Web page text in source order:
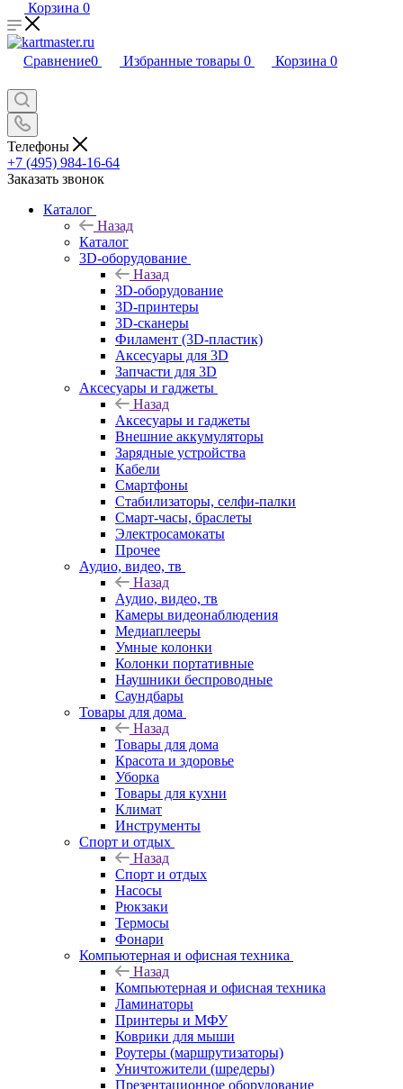
Корзина 0
Сравнение0 Избранные товары 0 Корзина 0
Телефоны
+7 (495) 984-16-64
Заказать звонок
Каталог
Назад
Каталог
3D-оборудование
Назад
3D-оборудование
3D-принтеры
3D-сканеры
Филамент (3D-пластик)
Аксесуары для 3D
Запчасти для 3D
Аксесуары и гаджеты
Назад
Аксесуары и гаджеты
Внешние аккумуляторы
Зарядные устройства
Кабели
Смартфоны
Стабилизаторы, селфи-палки
Смарт-часы, браслеты
Электросамокаты
Прочее
Аудио, видео, тв
Назад
Аудио, видео, тв
Камеры видеонаблюдения
Медиаплееры
Умные колонки
Колонки портативные
Наушники беспроводные
Саундбары
Товары для дома
Назад
Товары для дома
Красота и здоровье
Уборка
Товары для кухни
Климат
Инструменты
Спорт и отдых
Назад
Спорт и отдых
Насосы
Рюкзаки
Термосы
Фонари
Компьютерная и офисная техника
Назад
Компьютерная и офисная техника
Ламинаторы
Принтеры и МФУ
Коврики для мыши
Роутеры (маршрутизаторы)
Уничтожители (шредеры)
Презентационное оборудование